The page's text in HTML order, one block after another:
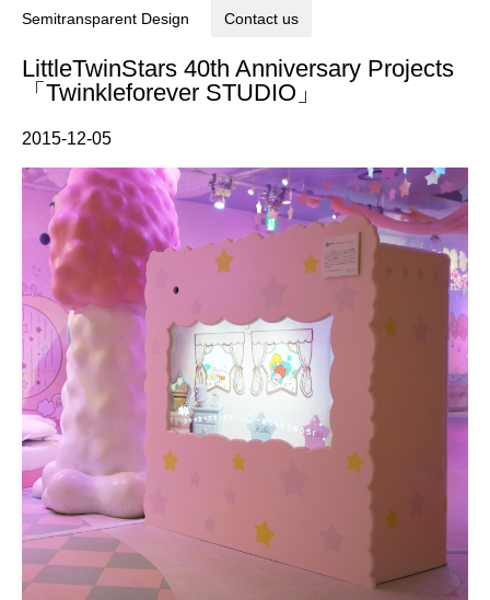
Semitransparent Design Contact us
LittleTwinStars 40th Anniversary Projects
「Twinkleforever STUDIO」
2015-12-05